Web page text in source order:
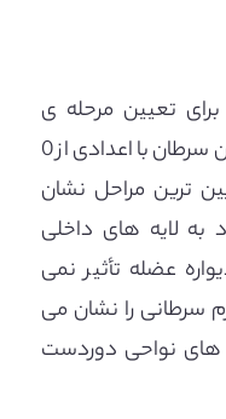
تعیین مرحله ی
سرطان استفاده می کند. مراحل این سرطان با اعدادی از 0
ترین مراحل نشان
لایه های داخلی
عضله تأثیر نمی
سرطانی را نشان می
های نواحی دوردست